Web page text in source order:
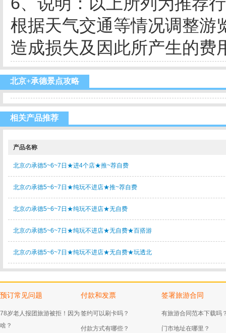
根据天气交通等情况调整游
造成损失及因此所产生的费
北京+承德景点攻略
相关产品推荐
产品名称
北京の承德5~6~7日★进4个店★推~荐自费
北京の承德5~6~7日★纯玩不进店★推~荐自费
北京の承德5~6~7日★纯玩不进店★无自费
北京の承德5~6~7日★纯玩不进店★无自费★百搭游
北京の承德5~6~7日★纯玩不进店★无自费★玩透北
预订常见问题
78岁老人报团旅游被拒！因为
啥？
付款和发票
签约可以刷卡吗？
付款方式有哪些？
签署旅游合同
有旅游合同范本下载吗
门市地址在哪里？